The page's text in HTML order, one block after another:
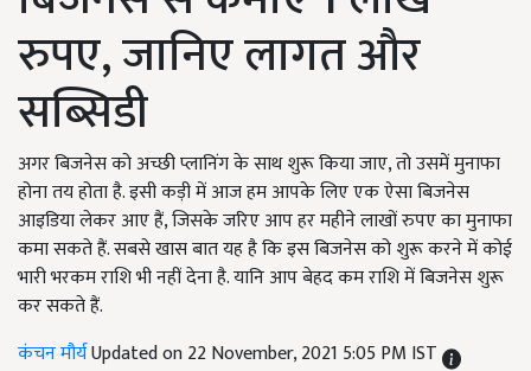
रुपए, जानिए लागत और
सब्सिडी
अगर बिजनेस को अच्छी प्लानिंग के साथ शुरू किया जाए, तो उसमें मुनाफा
होना तय होता है. इसी कड़ी में आज हम आपके लिए एक ऐसा बिजनेस
आइडिया लेकर आए हैं, जिसके जरिए आप हर महीने लाखों रुपए का मुनाफा
कमा सकते हैं. सबसे खास बात यह है कि इस बिजनेस को शुरू करने में कोई
भारी भरकम राशि भी नहीं देना है. यानि आप बेहद कम राशि में बिजनेस शुरू
कर सकते हैं.
कंचन मौर्यUpdated on 22 November, 2021 5:05 PM IST